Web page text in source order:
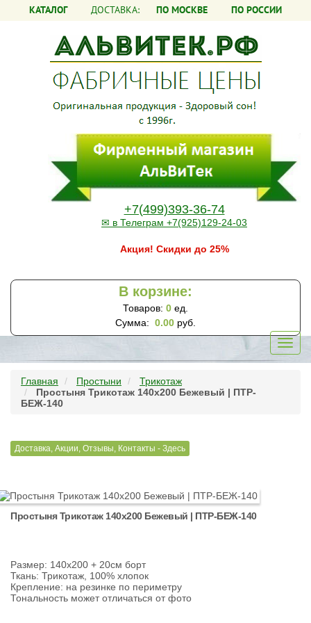
КАТАЛОГ ДОСТАВКА: ПО МОСКВЕ ПО РОССИИ
+7(499)393-36-74
✉ в Телеграм +7(925)129-24-03
Акция! Скидки до 25%
В корзине:
Товаров: 0 ед.
Сумма: 0.00 руб.
Главная Простыни
Трикотаж
Простыня Трикотаж 140х200 Бежевый | ПТР-
БЕЖ-140
Доставка, Акции, Отзывы, Контакты - Здесь
Простыня Трикотаж 140х200 Бежевый | ПТР-БЕЖ-140
Размер: 140х200 + 20см борт
Ткань: Трикотаж, 100% хлопок
Крепление: на резинке по периметру
Тональность может отличаться от фото